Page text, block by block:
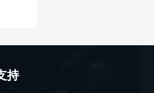
持